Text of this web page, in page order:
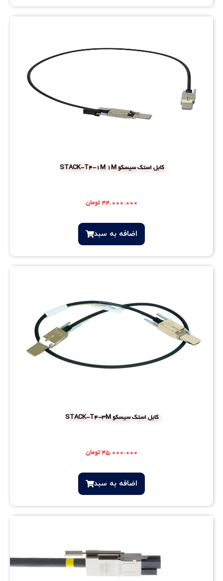
کابل استک سیسکو STACK-T4-1M 1M
۴۴.۰۰۰.۰۰۰ تومان
اضافه‌ به سبد
کابل استک سیسکو STACK-T4-3M
۴۵.۰۰۰.۰۰۰ تومان
اضافه‌ به سبد